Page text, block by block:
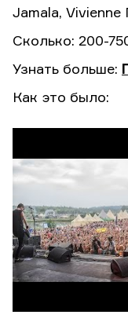
Jamala,
Сколько: 200-
Узнать больше:
Как это было: